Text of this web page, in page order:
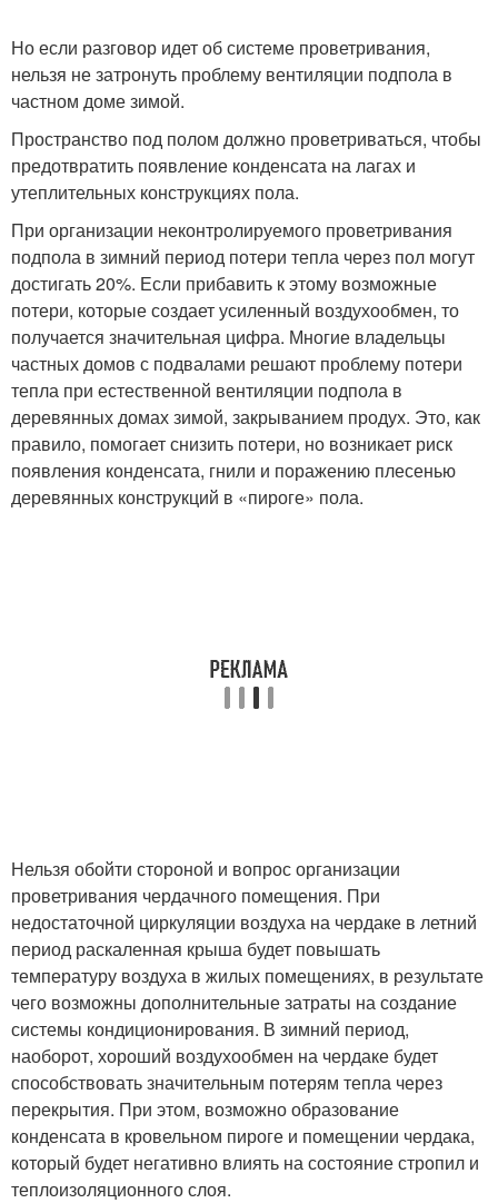
Но если разговор идет об системе проветривания,
нельзя не затронуть проблему вентиляции подпола в
частном доме зимой.
Пространство под полом должно проветриваться, чтобы
предотвратить появление конденсата на лагах и
утеплительных конструкциях пола.
При организации неконтролируемого проветривания
подпола в зимний период потери тепла через пол могут
достигать 20%. Если прибавить к этому возможные
потери, которые создает усиленный воздухообмен, то
получается значительная цифра. Многие владельцы
частных домов с подвалами решают проблему потери
тепла при естественной вентиляции подпола в
деревянных домах зимой, закрыванием продух. Это, как
правило, помогает снизить потери, но возникает риск
появления конденсата, гнили и поражению плесенью
деревянных конструкций в «пироге» пола.
Нельзя обойти стороной и вопрос организации
проветривания чердачного помещения. При
недостаточной циркуляции воздуха на чердаке в летний
период раскаленная крыша будет повышать
температуру воздуха в жилых помещениях, в результате
чего возможны дополнительные затраты на создание
системы кондиционирования. В зимний период,
наоборот, хороший воздухообмен на чердаке будет
способствовать значительным потерям тепла через
перекрытия. При этом, возможно образование
конденсата в кровельном пироге и помещении чердака,
который будет негативно влиять на состояние стропил и
теплоизоляционного слоя.